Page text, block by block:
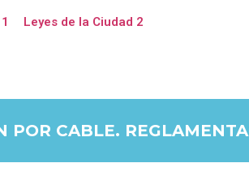
Leyes de la Ciudad 2
POR CABLE.